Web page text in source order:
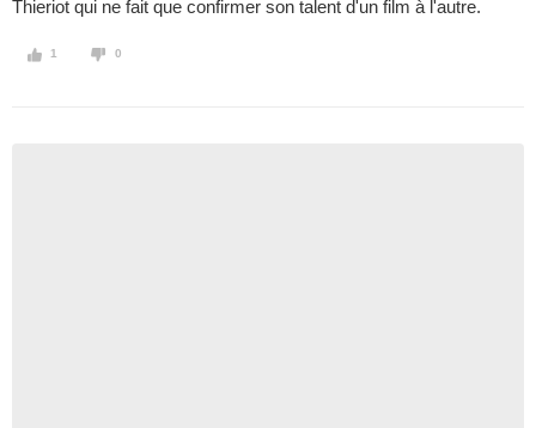
Thieriot qui ne fait que confirmer son talent d'un film à l'autre.
1 0